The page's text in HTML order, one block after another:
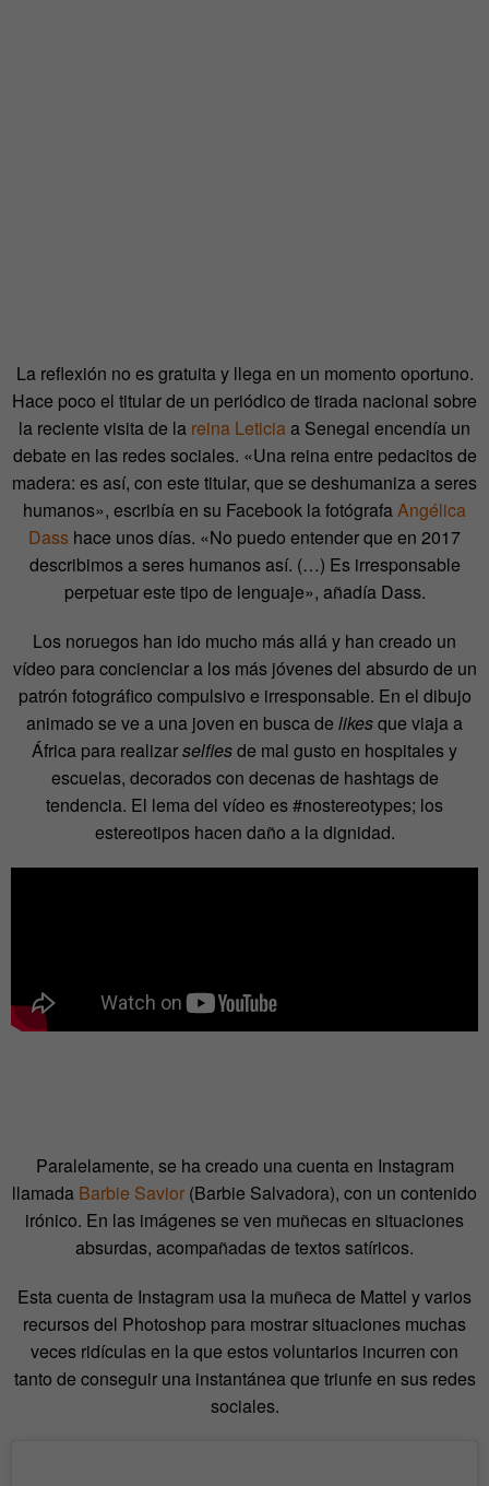
La reflexión no es gratuita y llega en un momento oportuno.
Hace poco el titular de un periódico de tirada nacional sobre
la reciente visita de la reina Leticiaa Senegal encendía un
debate en las redes sociales. «Una reina entre pedacitos de
madera: es así, con este titular, que se deshumaniza a seres
humanos», escribía en su Facebook la fotógrafaAngélica
Dass hace unos días. «No puedo entender que en 2017
describimos a seres humanos así. (…) Es irresponsable
perpetuar este tipo de lenguaje», añadía Dass.
Los noruegos han ido mucho más allá y han creado un
vídeo para concienciar a los más jóvenes del absurdo de un
patrón fotográfico compulsivo e irresponsable. En el dibujo
animado se ve a una joven en busca de likesque viaja a
África para realizarselfiesde mal gusto en hospitales y
escuelas, decorados con decenas de hashtags de
tendencia. El lema del vídeo es #nostereotypes; los
estereotipos hacen daño a la dignidad.
Paralelamente, se ha creado una cuenta en Instagram
llamada Barbie Savior (Barbie Salvadora), con un contenido
irónico. En las imágenes se ven muñecas en situaciones
absurdas, acompañadas de textos satíricos.
Esta cuenta de Instagram usa la muñeca de Mattel y varios
recursos del Photoshop para mostrar situaciones muchas
veces ridículas en la que estos voluntarios incurren con
tanto de conseguir una instantánea que triunfe en sus redes
sociales.